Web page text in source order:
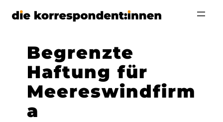
Zum
Begrenzte
Haftung für
Meereswindfirm
a